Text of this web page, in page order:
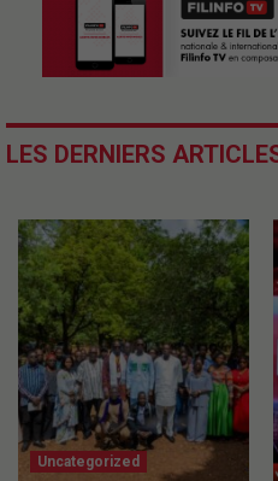
LES DERNIERS
Uncategorized